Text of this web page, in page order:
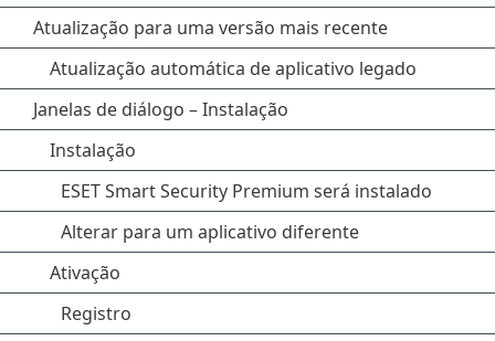
Atualização para uma versão mais recente
Atualização automática de aplicativo legado
Janelas de diálogo – Instalação
Instalação
ESET Smart Security Premium será instalado
Alterar para um aplicativo diferente
Ativação
Registro